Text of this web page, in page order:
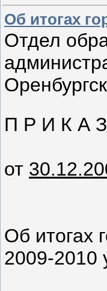
Об итогах
Отдел
П Р И К А З
от
Об итогах
2009-2010